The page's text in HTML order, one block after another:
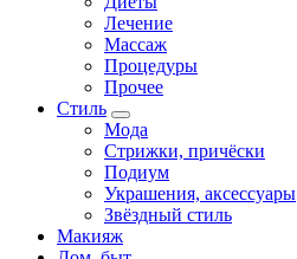
Лечение
Массаж
Процедуры
Прочее
Стиль
Мода
Стрижки, причёски
Подиум
Украшения, аксессуары
Звёздный стиль
Макияж